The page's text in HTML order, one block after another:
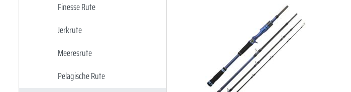
Finesse Rute
Jerkrute
Meeresrute
Pelagische Rute